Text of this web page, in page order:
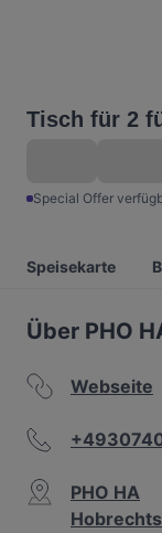
Tisch für 2
Special Offer
Speisekarte
Über PHO
Webseite
PHO HA